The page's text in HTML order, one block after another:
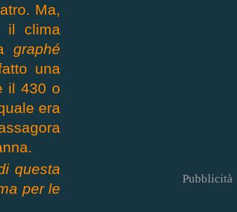
Ma,
il clima
graphé
una
il 430 o
era
questa
per le
Pubblicità